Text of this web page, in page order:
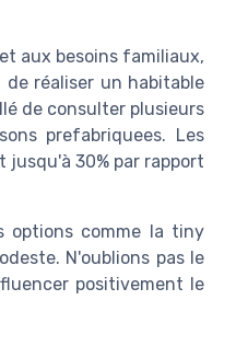
aux besoins familiaux,
de réaliser un habitable
de consulter plusieurs
prefabriquees. Les
30% par rapport
options comme la tiny
N'oublions pas le
positivement le